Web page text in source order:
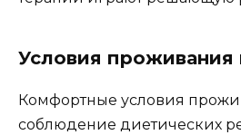
Условия проживания
Комфортные условия
соблюдение диетических